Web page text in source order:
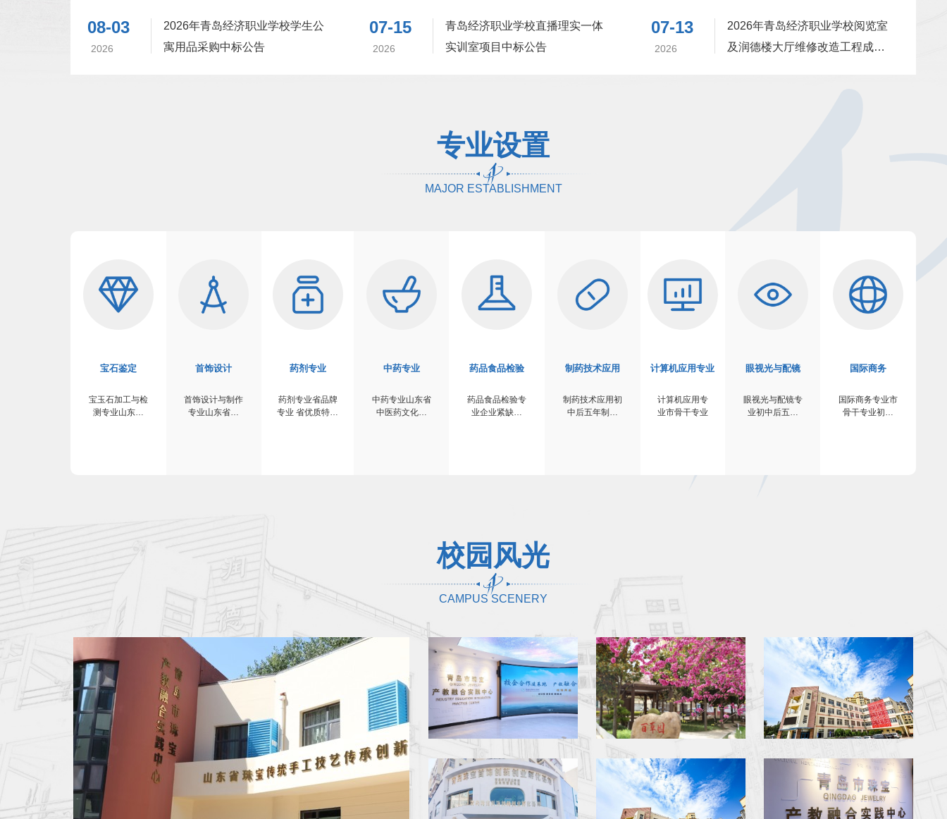
08-03
2026
2026年青岛经济职业学校学生公
寓用品采购中标公告
07-15
2026
青岛经济职业学校直播理实一体
实训室项目中标公告
07-13
2026
2026年青岛经济职业学校阅览室
及润德楼大厅维修改造工程成交
专业设置
MAJOR ESTABLISHMENT
宝石鉴定
宝玉石加工与检
测专业山东省
首饰设计
首饰设计与制作
专业山东省品
药剂专业
药剂专业省品牌
专业 省优质特…
中药专业
中药专业山东省
中医药文化进
药品食品检验
药品食品检验专
业企业紧缺初
制药技术应用
制药技术应用初
中后五年制高
计算机应用专业
计算机应用专
业市骨干专业
眼视光与配镜
眼视光与配镜专
业初中后五年
国际商务
国际商务专业市
骨干专业初中
校园风光
CAMPUS SCENERY